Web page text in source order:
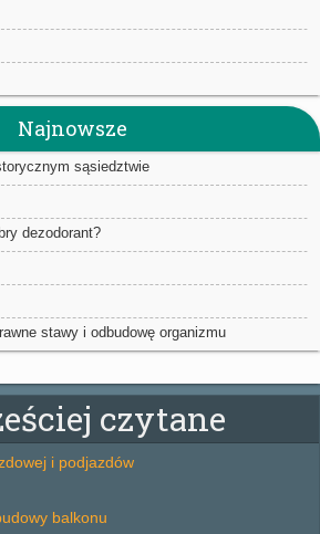
Najnowsze
sąsiedztwie
dezodorant?
stawy i odbudowę organizmu
czytane
i podjazdów
balkonu